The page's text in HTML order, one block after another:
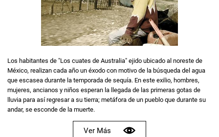
Los habitantes de "Los cuates de Australia" ejido ubicado al noreste de
México, realizan cada año un éxodo con motivo de la búsqueda del agua
que escasea durante la temporada de sequía. En este exilio, hombres,
mujeres, ancianos y niños esperan la llegada de las primeras gotas de
lluvia para así regresar a su tierra; metáfora de un pueblo que durante su
andar, se esconde de la muerte.
Ver Más